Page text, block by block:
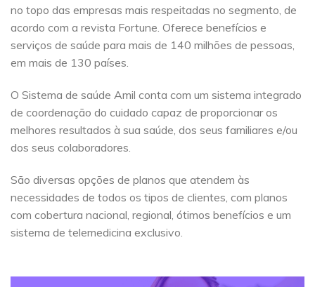
no topo das empresas mais respeitadas no segmento, de
acordo com a revista Fortune. Oferece benefícios e
serviços de saúde para mais de 140 milhões de pessoas,
em mais de 130 países.
O Sistema de saúde Amil conta com um sistema integrado
de coordenação do cuidado capaz de proporcionar os
melhores resultados à sua saúde, dos seus familiares e/ou
dos seus colaboradores.
São diversas opções de planos que atendem às
necessidades de todos os tipos de clientes, com planos
com cobertura nacional, regional, ótimos benefícios e um
sistema de telemedicina exclusivo.